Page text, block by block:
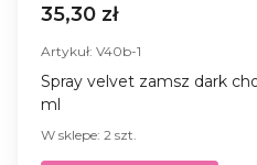
35,30 zł
Artykuł: V40b-1
Spray velvet zamsz dark
ml
W sklepe: 2 szt.